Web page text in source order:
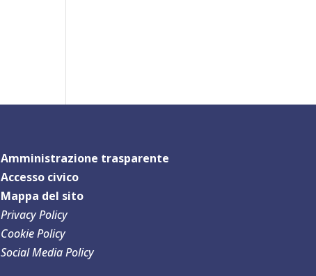
Amministrazione trasparente
Accesso civico
Mappa del sito
Privacy Policy
Cookie Policy
Social Media Policy